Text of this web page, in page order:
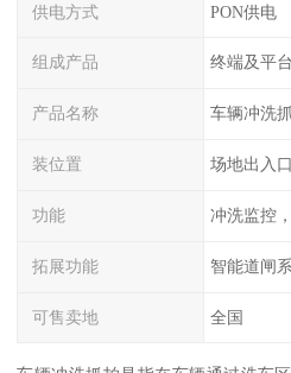
供电方式 PON供电
组成产品 终端及平台
产品名称 车辆冲洗
装位置 场地出入口
功能
拓展功能
可售卖地 全国